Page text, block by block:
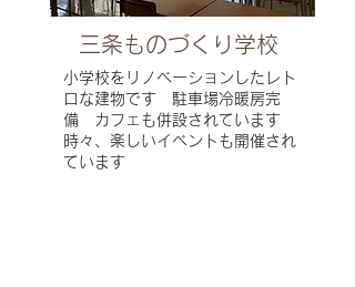
三条ものづくり学校
小学校をリノベーションしたレト
ロな建物です 駐車場冷暖房完
備 カフェも併設されています
時々、楽しいイベントも開催され
ています